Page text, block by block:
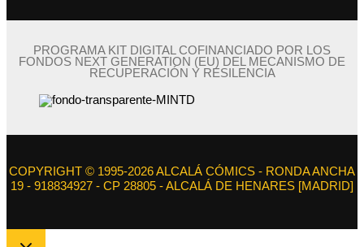
PROGRAMA KIT DIGITAL COFINANCIADO POR LOS
FONDOS NEXT GENERATION (EU) DEL MECANISMO DE
RECUPERACIÓN Y RESILENCIA
COPYRIGHT © 1995-2026 ALCALÁ CÓMICS - RONDA ANCHA
19 - 918834927 - CP 28805 - ALCALÁ DE HENARES [MADRID]